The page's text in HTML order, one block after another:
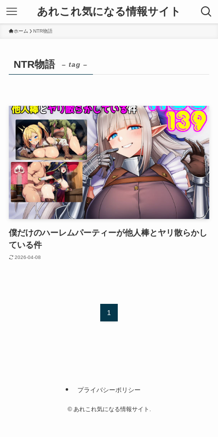
あれこれ気になる情報サイト
ホーム NTR物語
NTR物語 – tag –
僕だけのハーレムパーティーが他人棒とヤリ散らかし
ている件
2026-04-08
1
プライバシーポリシー
©あれこれ気になる情報サイト.